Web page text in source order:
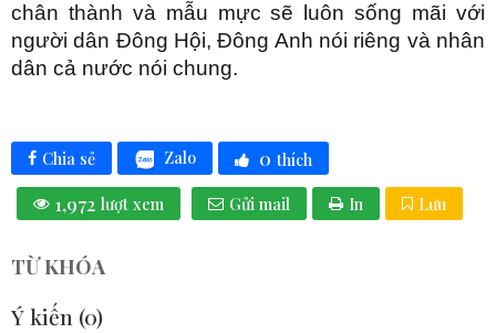
chân thành và mẫu mực sẽ luôn sống mãi với
người dân Đông Hội, Đông Anh nói riêng và nhân
dân cả nước nói chung.
Chia sẻ Zalo 0 thích
1,972 lượt xem Gửi mail In Lưu
TỪ KHÓA
Ý kiến (0)